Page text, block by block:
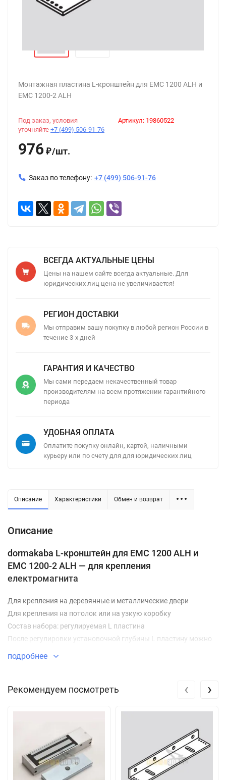
Монтажная пластина L-кронштейн для EMC 1200 ALH и
EMC 1200-2 ALH
Артикул: 19860522
Под заказ, условия
уточняйте +7 (499) 506-91-76
976 ₽/шт.
Заказ по телефону: +7 (499) 506-91-76
ВСЕГДА АКТУАЛЬНЫЕ ЦЕНЫ
Цены на нашем сайте всегда актуальные. Для
юридических лиц цена не увеличивается!
РЕГИОН ДОСТАВКИ
Мы отправим вашу покупку в любой регион России в
течение 3-х дней
ГАРАНТИЯ И КАЧЕСТВО
Мы сами передаем некачественный товар
производителям на всем протяжении гарантийного
периода
УДОБНАЯ ОПЛАТА
Оплатите покупку онлайн, картой, наличными
курьеру или по счету для для юридических лиц
Описание Характеристики Обмен и возврат
Описание
dormakaba L-кронштейн для EMC 1200 ALH и
EMC 1200-2 ALH — для крепления
електромагнита
Для крепления на деревянные и металлические двери
Для крепления на потолок или на узкую коробку
Состав набора: регулируемая L пластина
После регулировки установочной глубины L пластину можно
обрезать
Тело магнита EMC крепится на раму при помощи
Как купить монтажный набор dormakaba L-кронштейн
для EMC 1200 ALH и EMC 1200-2 ALH
подробнее
Рекомендуем посмотреть ‹ ›